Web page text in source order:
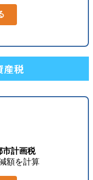
産税
市計画税
額を計算